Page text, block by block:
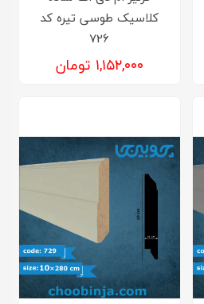
کلاسیک طوسی تیره کد
726
۱,۱۵۲,۰۰۰ تومان